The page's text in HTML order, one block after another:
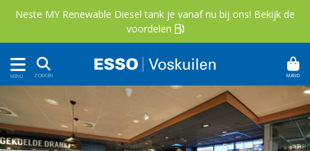
Neste MY Renewable Diesel tank je vanaf nu bij ons! Bekijk de
voordelen 
MENU ZOEKEN MAND